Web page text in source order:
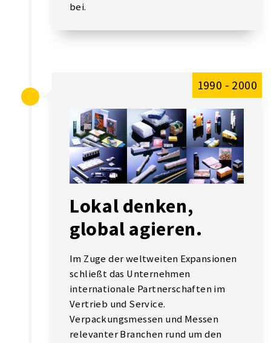
bei.
1990 - 2000
Lokal denken,
global agieren.
Im Zuge der weltweiten Expansionen
schließt das Unternehmen
internationale Partnerschaften im
Vertrieb und Service.
Verpackungsmessen und Messen
relevanter Branchen rund um den